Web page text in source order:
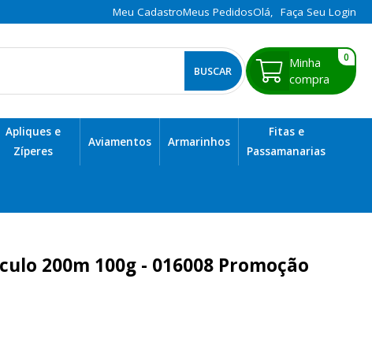
Meu CadastroMeus PedidosOlá, Faça Seu Login
BUSCAR
0
Apliques e
Zíperes
Aviamentos Armarinhos
Fitas e
Passamanarias
200m 100g - 016008 Promoção